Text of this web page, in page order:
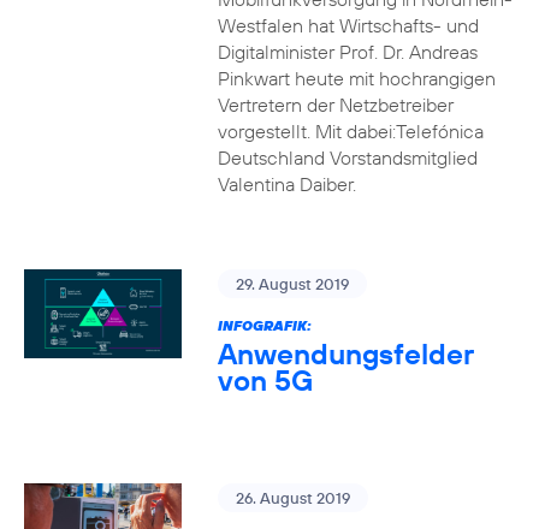
Westfalen hat Wirtschafts- und
Digitalminister Prof. Dr. Andreas
Pinkwart heute mit hochrangigen
Vertretern der Netzbetreiber
vorgestellt. Mit dabei:Telefónica
Deutschland Vorstandsmitglied
Valentina Daiber.
29. August 2019
INFOGRAFIK:
Anwendungsfelder
von 5G
26. August 2019